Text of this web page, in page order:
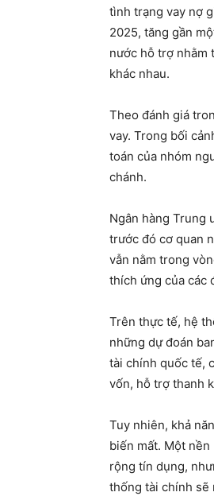
tình trạng vay nợ
2025, tăng gần
nước hỗ trợ nhằm
khác nhau.
Theo đánh giá
vay. Trong bối
toán của nhóm
chánh.
Ngân hàng Trung
trước đó cơ quan
vẫn nằm trong
thích ứng của các
Trên thực tế, hệ
những dự đoán
tài chính quốc tế,
vốn, hỗ trợ thanh
Tuy nhiên, khả
biến mất. Một
rộng tín dụng,
thống tài chính sẽ